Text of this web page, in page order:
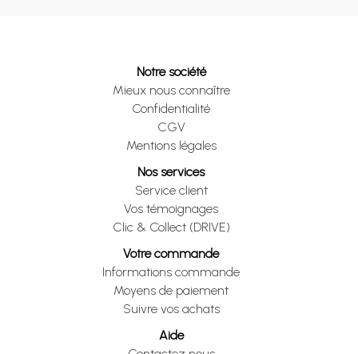
Notre société
Mieux nous connaître
Confidentialité
CGV
Mentions légales
Nos services
Service client
Vos témoignages
Clic & Collect (DRIVE)
Votre commande
Informations commande
Moyens de paiement
Suivre vos achats
Aide